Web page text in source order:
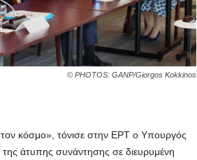
© PHOTOS: GANP/Giorgos Kokkinos
κόσμο», τόνισε στην ΕΡΤ ο Υπουργός
άτυπης συνάντησης σε διευρυμένη